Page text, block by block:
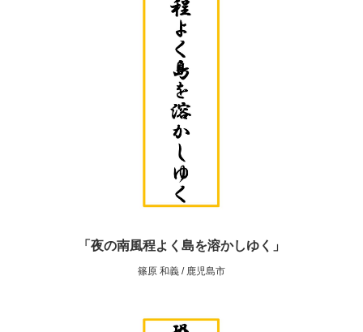
「夜の南風程よく島を溶かしゆく」
篠原 和義 / 鹿児島市